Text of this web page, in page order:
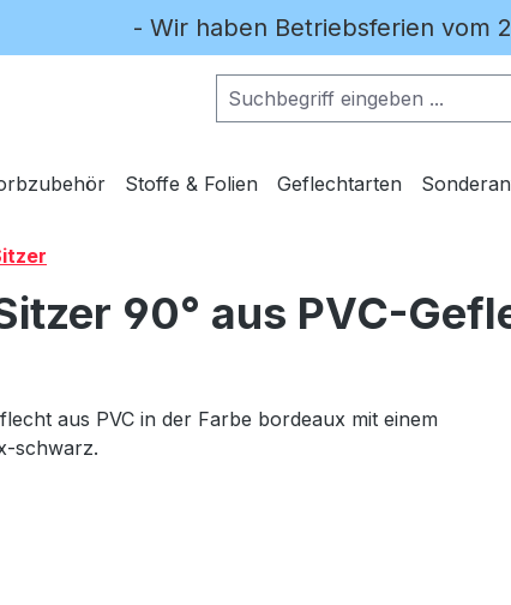
- Wir haben Betriebsferien vom
Stoffe & Folien Geflechtarten
90° aus PVC-